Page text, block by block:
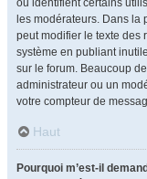
ou identifient certains
les modérateurs. Dans la
peut modifier le texte des
système en publiant
sur le forum. Beaucoup
administrateur ou un
votre compteur de
Haut
Pourquoi m’est-il